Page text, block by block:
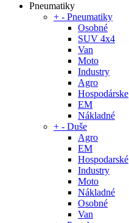
Pneumatiky
+ - Pneumatiky
Osobné
SUV 4x4
Van
Moto
Industry
Agro
Hospodárske
EM
Nákladné
+ - Duše
Agro
EM
Hospodarské
Industry
Moto
Nákladné
Osobné
Van